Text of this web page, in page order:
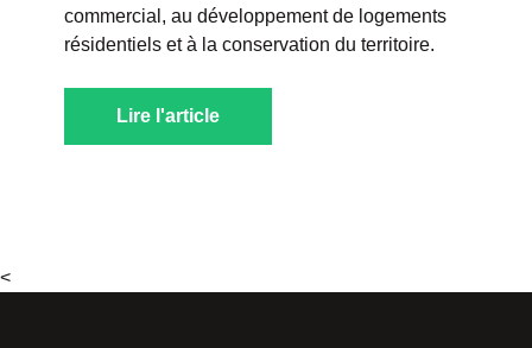
commercial, au développement de logements
résidentiels et à la conservation du territoire.
Lire l'article
<